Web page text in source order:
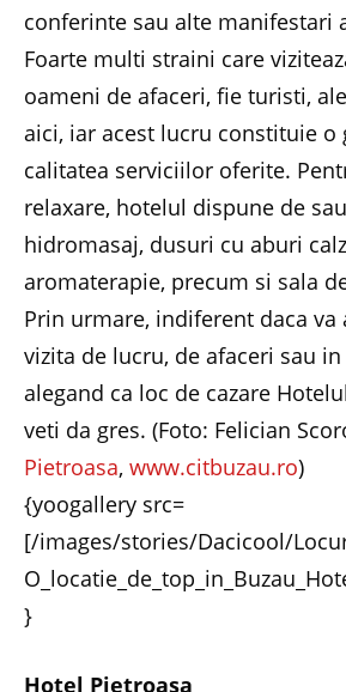
conferinte sau alte manifestari
Foarte multi straini care
oameni de afaceri, fie turisti,
aici, iar acest lucru constituie o
calitatea serviciilor oferite.
relaxare, hotelul dispune de
hidromasaj, dusuri cu aburi
aromaterapie, precum si sala
Prin urmare, indiferent daca va
vizita de lucru, de afaceri sau
alegand ca loc de cazare
veti da gres. (Foto: Felician
Pietroasa, www.citbuzau.ro)
{yoogallery src=
[/images/stories/Dacicool/
}
Hotel Pietroasa